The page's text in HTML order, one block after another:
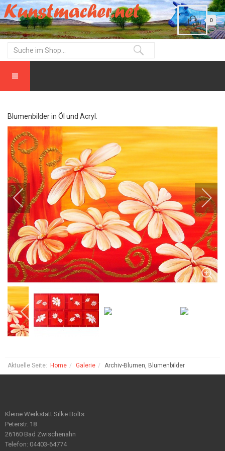
0
Blumenbilder in Öl und Acryl.
Aktuelle Seite: Home Galerie Archiv-Blumen, Blumenbilder
Kleine Werkstatt Silke Bölts
Peterstr. 18
26160 Bad Zwischenahn
Telefon: 04403-64774